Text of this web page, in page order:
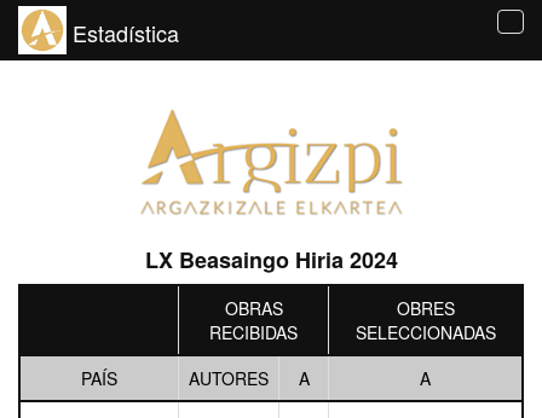
Estadística
LX Beasaingo Hiria 2024
OBRAS
RECIBIDAS
OBRES
SELECCIONADAS
PAÍS
AUTORES A
A